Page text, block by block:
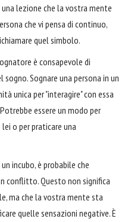
lezione che la vostra mente
che vi pensa di continuo,
quel simbolo.
è consapevole di
Sognare una persona in un
unica per "interagire" con essa
essere un modo per
o per praticare una
incubo, è probabile che
conflitto. Questo non significa
ma che la vostra mente sta
quelle sensazioni negative. È